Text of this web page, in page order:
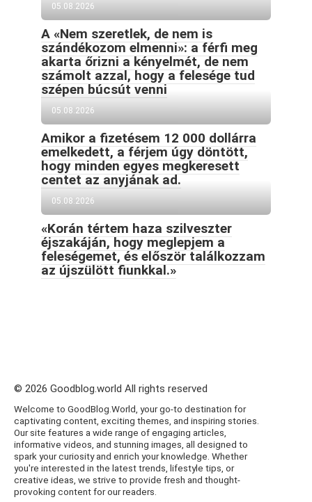
05.08.2026
A «Nem szeretlek, de nem is
szándékozom elmenni»: a férfi meg
akarta őrizni a kényelmét, de nem
számolt azzal, hogy a felesége tud
szépen búcsút venni
05.08.2026
Amikor a fizetésem 12 000 dollárra
emelkedett, a férjem úgy döntött,
hogy minden egyes megkeresett
centet az anyjának ad.
05.08.2026
«Korán tértem haza szilveszter
éjszakáján, hogy meglepjem a
feleségemet, és először találkozzam
az újszülött fiunkkal.»
© 2026 Goodblog.world All rights reserved
Welcome to GoodBlog.World, your go-to destination for
captivating content, exciting themes, and inspiring stories.
Our site features a wide range of engaging articles,
informative videos, and stunning images, all designed to
spark your curiosity and enrich your knowledge. Whether
you're interested in the latest trends, lifestyle tips, or
creative ideas, we strive to provide fresh and thought-
provoking content for our readers.